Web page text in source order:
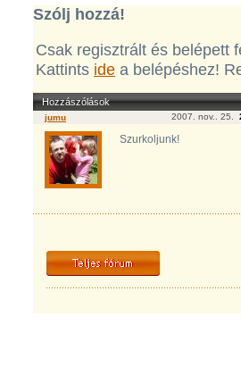
Szólj hozzá!
Csak regisztrált és belépett
Kattints ide a belépéshez!
Hozzászólások
jumu 2007. nov.. 25.
Szurkoljunk!